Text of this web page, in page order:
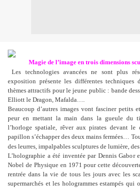
Magie de l’image en trois dimensions
Les technologies avancées ne sont plus
exposition présente les différentes techniques
thèmes attractifs pour le jeune public : bande
Elliott le Dragon, Mafalda….
Beaucoup d’autres images vont fasciner petits
peur en mettant la main dans la gueule du
l’horloge spatiale, rêver aux pirates devant
papillon s’échapper des deux mains fermées…
des leurres, impalpables sculptures de lumière,
L’holographie a été inventée par Dennis
Nobel de Physique en 1971 pour cette
rentrée dans la vie de tous les jours avec les
supermarchés et les hologrammes estampés qui